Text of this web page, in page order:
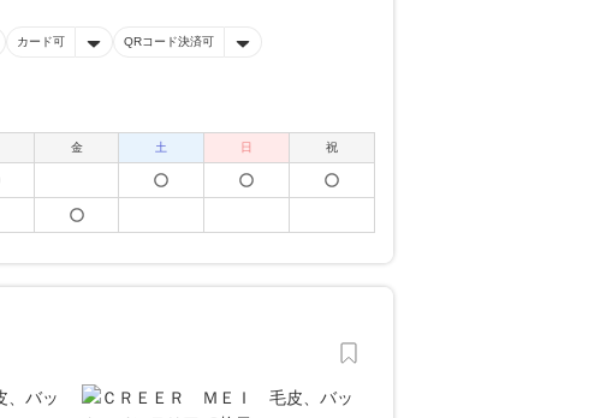
カード可 QRコード決済可
金 土 日 祝